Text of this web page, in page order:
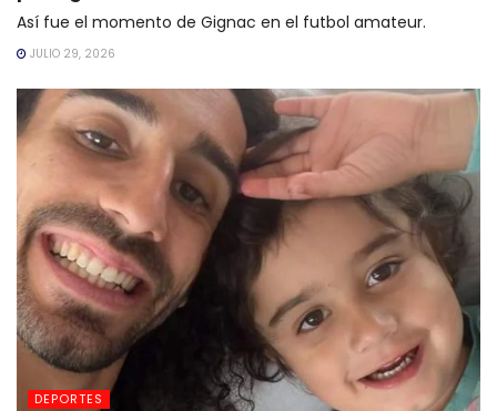
Así fue el momento de Gignac en el futbol amateur.
JULIO 29, 2026
DEPORTES